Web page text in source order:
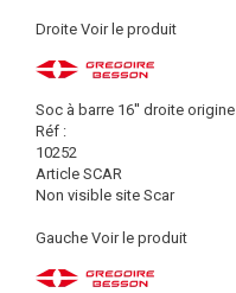
Droite Voir le produit
Soc à barre 16'' droite origine
Réf :
10252
Article SCAR
Non visible site Scar
Gauche Voir le produit